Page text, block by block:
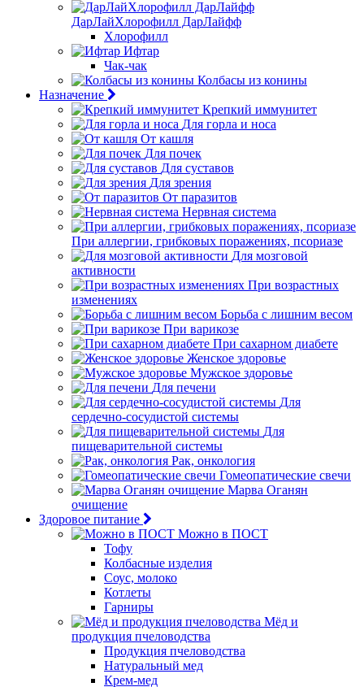
ДарЛайХлорофилл ДарЛайфф
Хлорофилл
Ифтар
Чак-чак
Колбасы из конины
Назначение
Крепкий иммунитет
Для горла и носа
От кашля
Для почек
Для суставов
Для зрения
От паразитов
Нервная система
При аллергии, грибковых поражениях, псориазе
Для мозговой
активности
При возрастных
изменениях
Борьба с лишним весом
При варикозе
При сахарном диабете
Женское здоровье
Мужское здоровье
Для печени
Для
сердечно-сосудистой системы
Для
пищеварительной системы
Рак, онкология
Гомеопатические свечи
Марва Оганян
очищение
Здоровое питание
Можно в ПОСТ
Тофу
Колбасные изделия
Соус, молоко
Котлеты
Гарниры
Мёд и
продукция пчеловодства
Продукция пчеловодства
Натуральный мед
Крем-мед